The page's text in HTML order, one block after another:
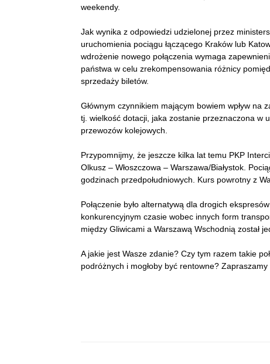
weekendy.
Jak wynika z odpowiedzi udzielonej przez
uruchomienia pociągu łączącego Kraków lub
wdrożenie nowego połączenia wymaga
państwa w celu zrekompensowania różnicy
sprzedaży biletów.
Głównym czynnikiem mającym bowiem wpływ na
tj. wielkość dotacji, jaka zostanie przeznaczona w
przewozów kolejowych.
Przypomnijmy, że jeszcze kilka lat temu PKP
Olkusz – Włoszczowa – Warszawa/Białystok.
godzinach przedpołudniowych. Kurs powrotny z
Połączenie było alternatywą dla drogich
konkurencyjnym czasie wobec innych form
między Gliwicami a Warszawą Wschodnią został
A jakie jest Wasze zdanie? Czy tym razem takie
podróżnych i mogłoby być rentowne?